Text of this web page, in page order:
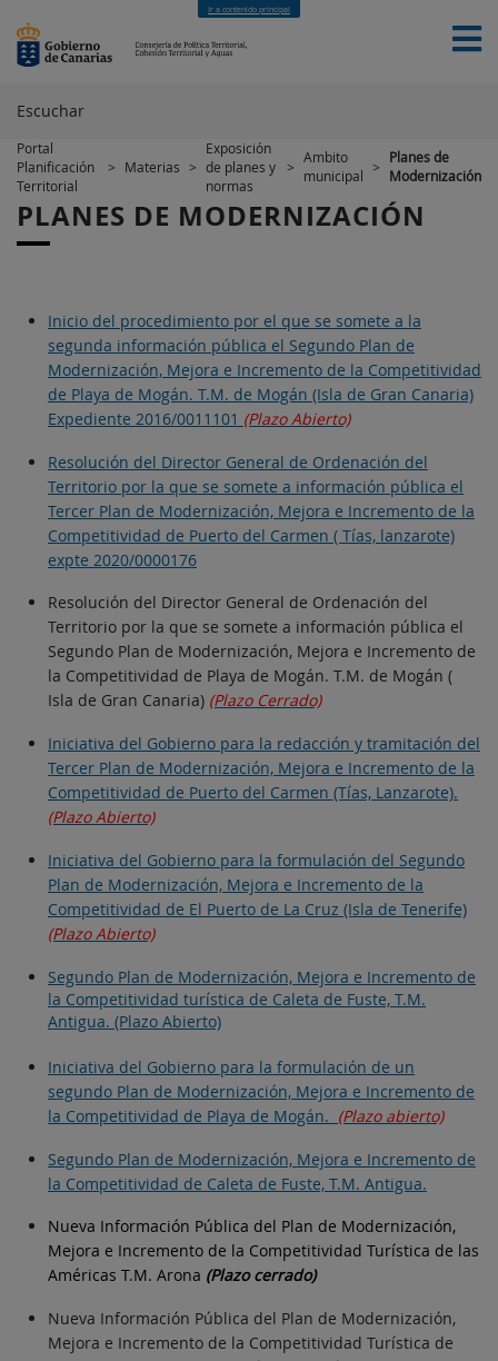
Ir a contenido principal
INICIO MATERIAS
NOTICIAS
CONTACTO
Escuchar
Portal
Planificación
Territorial
> Materias >
Exposición
de planes y
normas
>
Ambito
municipal >
Planes de
Modernización
PLANES DE MODERNIZACIÓN
Inicio del procedimiento por el que se somete a la
segunda información pública el Segundo Plan de
Modernización, Mejora e Incremento de la Competitividad
de Playa de Mogán. T.M. de Mogán (Isla de Gran Canaria)
Expediente 2016/0011101 (Plazo Abierto)
Resolución del Director General de Ordenación del
Territorio por la que se somete a información pública el
Tercer Plan de Modernización, Mejora e Incremento de la
Competitividad de Puerto del Carmen ( Tías, lanzarote)
expte 2020/0000176
Resolución del Director General de Ordenación del
Territorio por la que se somete a información pública el
Segundo Plan de Modernización, Mejora e Incremento de
la Competitividad de Playa de Mogán. T.M. de Mogán (
Isla de Gran Canaria) (Plazo Cerrado)
Iniciativa del Gobierno para la redacción y tramitación del
Tercer Plan de Modernización, Mejora e Incremento de la
Competitividad de Puerto del Carmen (Tías, Lanzarote).
(Plazo Abierto)
Iniciativa del Gobierno para la formulación del Segundo
Plan de Modernización, Mejora e Incremento de la
Competitividad de El Puerto de La Cruz (Isla de Tenerife)
(Plazo Abierto)
Segundo Plan de Modernización, Mejora e Incremento de
la Competitividad turística de Caleta de Fuste, T.M.
Antigua. (Plazo Abierto)
Iniciativa del Gobierno para la formulación de un
segundo Plan de Modernización, Mejora e Incremento de
la Competitividad de Playa de Mogán. (Plazo abierto)
Segundo Plan de Modernización, Mejora e Incremento de
la Competitividad de Caleta de Fuste, T.M. Antigua.
Nueva Información Pública del Plan de Modernización,
Mejora e Incremento de la Competitividad Turística de las
Américas T.M. Arona (Plazo cerrado)
Nueva Información Pública del Plan de Modernización,
Mejora e Incremento de la Competitividad Turística de